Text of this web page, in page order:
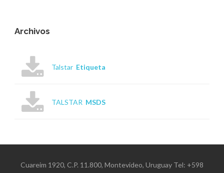
Archivos
Talstar Etiqueta
TALSTAR MSDS
Cuareim 1920, C.P. 11.800, Montevideo, Uruguay Tel: +598